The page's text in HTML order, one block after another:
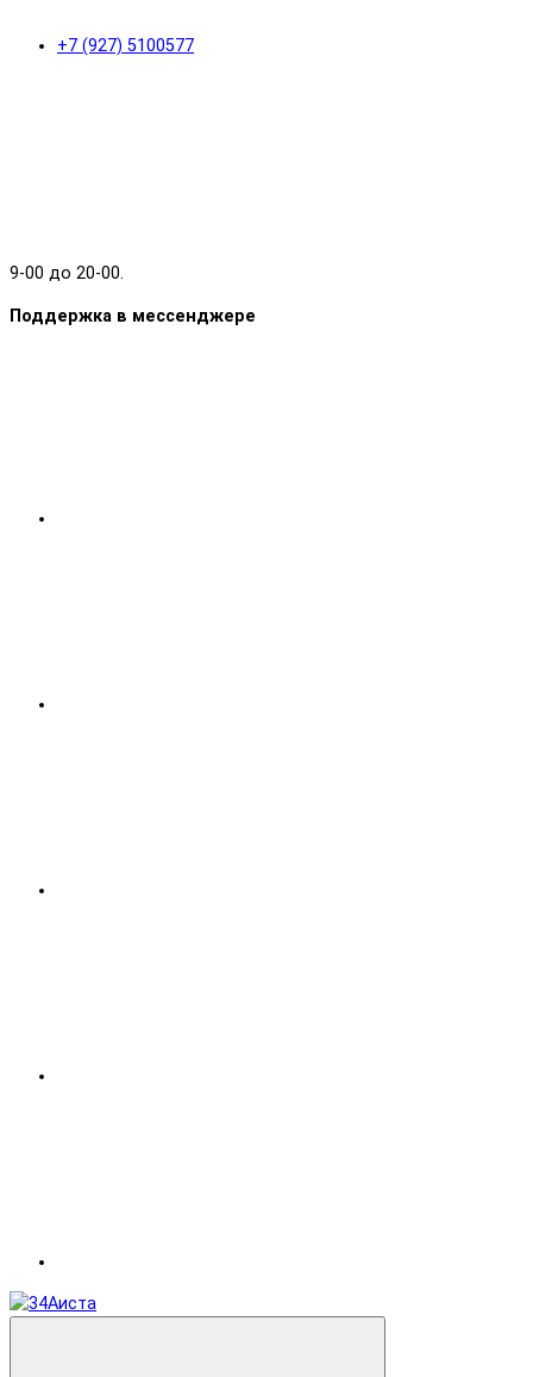
+7 (927) 5100577
9-00 до 20-00.
Поддержка в мессенджере